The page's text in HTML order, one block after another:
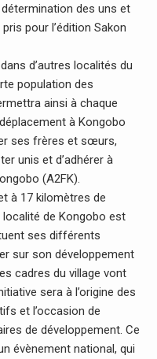
des uns et
pour l’édition Sakon
d’autres localités du
population des
ainsi à chaque
à Kongobo
ses frères et sœurs,
unis et d’adhérer à
(A2FK).
à 17 kilomètres de
localité de Kongobo est
ses différents
sur son développement
cadres du village vont
sera à l’origine des
et l’occasion de
de développement. Ce
évènement national, qui